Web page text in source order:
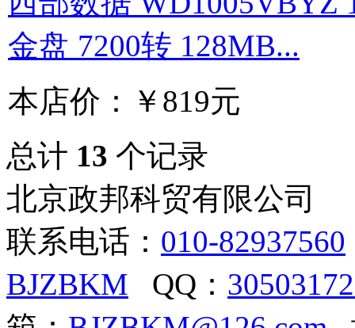
金盘 7200转 128MB...
本店价：
￥819元
总计 13 个记录
北京政邦科贸有限公司
联系电话： 010-82937560
BJZBKM QQ：